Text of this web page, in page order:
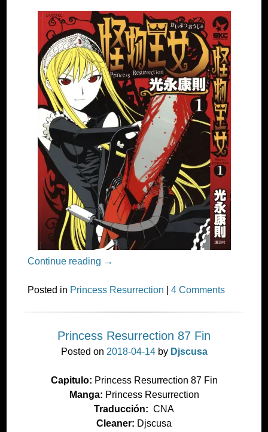
Continue reading →
Posted in Princess Resurrection |4 Comments
Princess Resurrection 87 Fin
Posted on 2018-04-14by Djscusa
Capitulo: Princess Resurrection 87 Fin
Manga: Princess Resurrection
Traducción: CNA
Cleaner: Djscusa